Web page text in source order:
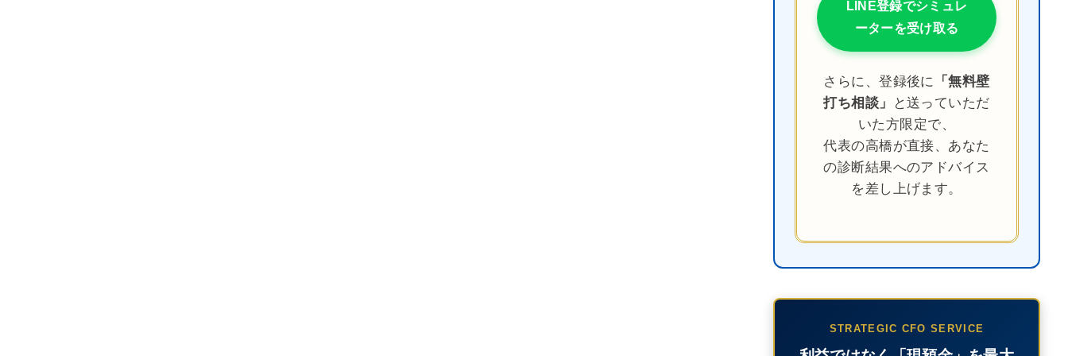
LINE登録でシミュレ
ーターを受け取る
さらに、登録後に
「無料壁
打ち相談」
と送っていただ
いた方限定で、
代表の高橋が直接、あなた
の診断結果へのアドバイス
を差し上げます。
STRATEGIC CFO SERVICE